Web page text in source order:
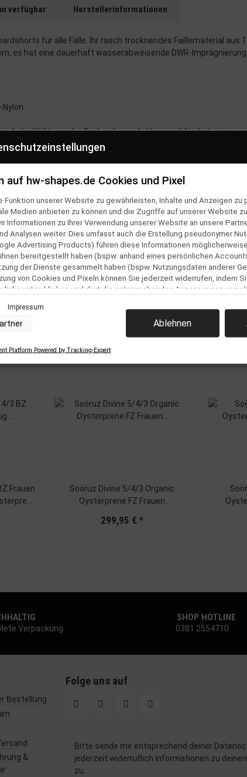
verfügbar Herstellerinformationen
für alle Fälle. Ihr rasch trocknendes Faillematerial aus
es hat eine dauerhaft wasserabweisende DWR-Imprägnierung
der Hüfte an; der flach anliegende Hosenschlitz hat einen
und einen rostfreien Kunststoff-Zipper mit einer
sitzt
Schleudern, nicht bügeln
Ähnliche Artikel
Frauen
Soöruz Divine 5/4/3 Organic
Oysterprene FZ Frauen
299,95 €*
Verpackung
SHOP HOTLINE
0381 2554710
Bestellung
&
Folge uns auf
Bitte sende mir entsprechend deiner
jederzeit widerruflich Informationen zu
zu.
auf hw-shapes.de Cookies und Pixel
Funktion unserer Website zu gewährleisten, Inhalte und Anzeigen zu
Medien anbieten zu können und die Zugriffe auf unserer Website zu
Informationen zu Ihrer Verwendung unserer Website an unsere
Analysen weiter. Dies umfasst auch die Erstellung pseudonymer
Advertising Products) führen diese Informationen
bereitgestellt haben (bspw. anhand eines persönlichen
der Dienste gesammelt haben (bspw. Nutzungsdaten anderer
von Cookies und Pixeln können Sie jederzeit widerrufen, indem
links unten klicken und dort die entsprechenden Anpassungen
durch unsere Partner:
Zugriff auf Informationen auf einem Endgerät
Daten zur Auswahl von Werbeanzeigen
für personalisierte Werbung
zur Auswahl personalisierter Werbung
zur Personalisierung von Inhalten
durch Statistiken oder Kombinationen von Daten aus verschiedenen
der Angebote
Daten zur Auswahl von Inhalten
Impressum
Ablehnen
Platform Powered by Tracking-Expert